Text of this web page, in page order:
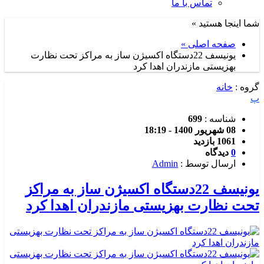
تماس با ما
شما اینجا هستید »
صفحه اصلی »
یونیسف 22دستگاه اکسیژن ساز به مراکز تحت نظارت
بهزیستی مازندران اهدا کرد
گروه : خانه
پ
شناسه : 699
08 شهریور 1400 - 18:19
1061 بازدید
0 دیدگاه
ارسال توسط : Admin
یونیسف 22دستگاه اکسیژن ساز به مراکز
تحت نظارت بهزیستی مازندران اهدا کرد